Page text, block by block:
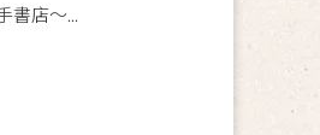
書店～...